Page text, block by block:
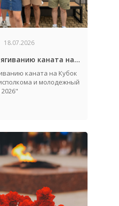
18.07.2026
Турнир по перетягиванию каната на Кубок председателя райисполкома и молодежный конкурс "Автоледи 2026"
каната на Кубок
и молодежный